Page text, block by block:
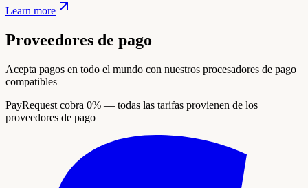
Learn more
Proveedores de pago
Acepta pagos en todo el mundo con nuestros procesadores de pago
compatibles
PayRequest cobra 0% — todas las tarifas provienen de los
proveedores de pago